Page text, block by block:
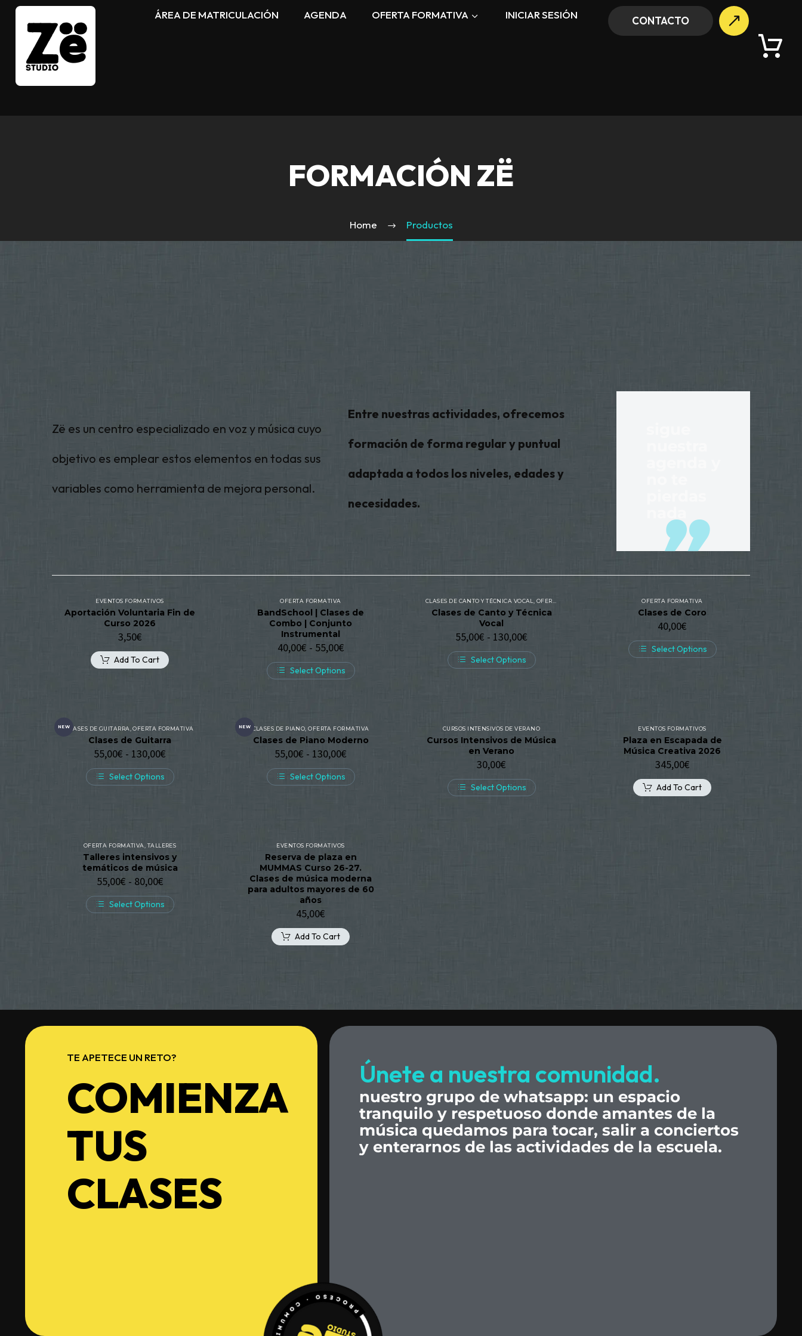
ÁREA DE MATRICULACIÓN AGENDA OFERTA FORMATIVA INICIAR SESIÓN CONTACTO
FORMACIÓN ZË
Home Productos
Zë es un centro especializado en voz y música cuyo
objetivo es emplear estos elementos en todas sus
variables como herramienta de mejora personal.
Entre nuestras actividades, ofrecemos
formación de forma regular y puntual
adaptada a todos los niveles, edades y
necesidades.
EVENTOS FORMATIVOS
Aportación Voluntaria Fin de
Curso 2026
3,50€
Add To Cart
OFERTA FORMATIVA
BandSchool | Clases de
Combo | Conjunto
Instrumental
40,00€ - 55,00€
Select Options
CLASES DE CANTO Y TÉCNICA VOCAL OFERTA FORMATIVA
Clases de Canto y Técnica
Vocal
55,00€ - 130,00€
Select Options
OFERTA FORMATIVA
Clases de Coro
40,00€
Select Options
NEWCLASES DE GUITARRA ,OFERTA FORMATIVA
Clases de Guitarra
55,00€ - 130,00€
Select Options
NEW CLASES DE PIANO ,OFERTA FORMATIVA
Clases de Piano Moderno
55,00€ - 130,00€
Select Options
CURSOS INTENSIVOS DE VERANO
Cursos Intensivos de Música
en Verano
30,00€
Select Options
EVENTOS FORMATIVOS
Plaza en Escapada de
Música Creativa 2026
345,00€
Add To Cart
OFERTA FORMATIVA TALLERES
Talleres intensivos y
temáticos de música
55,00€ - 80,00€
Select Options
EVENTOS FORMATIVOS
Reserva de plaza en
MUMMAS Curso 26-27.
Clases de música moderna
para adultos mayores de 60
años
45,00€
Add To Cart
TE APETECE UN RETO?
COMIENZA
TUS
CLASES
Únete a nuestra comunidad.
nuestro grupo de whatsapp: un espacio
tranquilo y respetuoso donde amantes de la
música quedamos para tocar, salir a conciertos
y enterarnos de las actividades de la escuela.